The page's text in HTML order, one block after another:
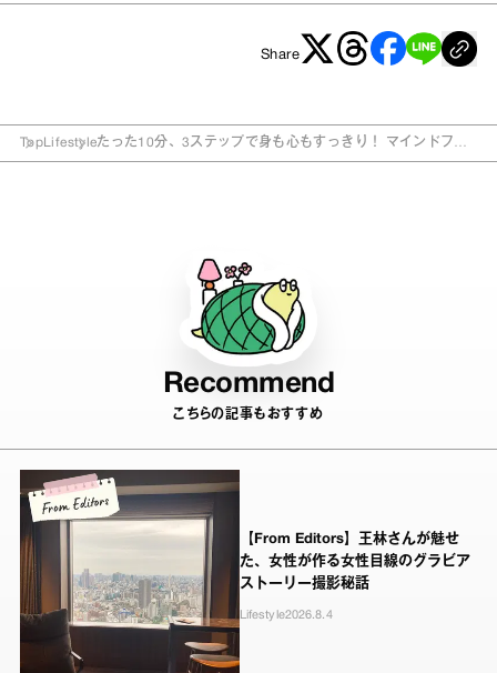
Share
Top Lifestyleたった10分、3ステップで身も心もすっきり！ マインドフル
Recommend
こちらの記事もおすすめ
【From Editors】王林さんが魅せ
た、女性が作る女性目線のグラビア
ストーリー撮影秘話
Lifestyle2026.8.4